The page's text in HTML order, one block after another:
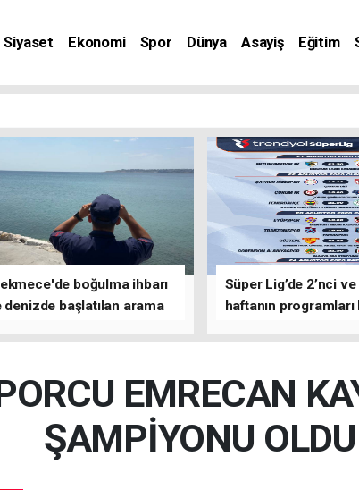
Siyaset Ekonomi Spor Dünya Asayiş Eğitim
boğulma ihbarı
başlatılan arama
Süper Lig’de 2’nci ve
haftanın
EMRECAN
ŞAMPİYONU OLDU